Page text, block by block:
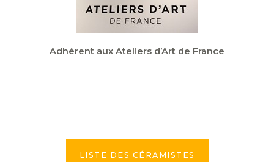
Adhérent aux Ateliers d’Art de France
LISTE DES CÉRAMISTES